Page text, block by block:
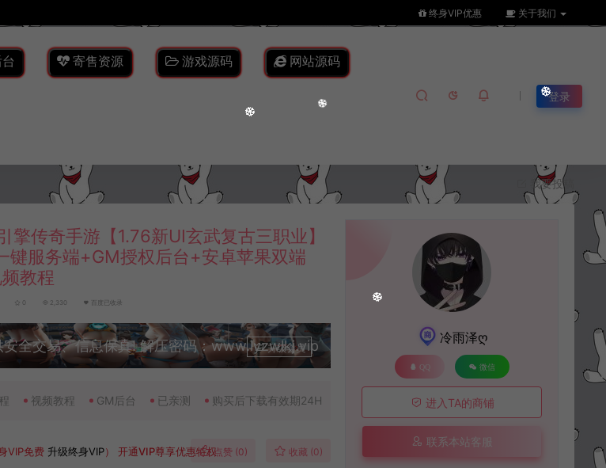
终身VIP优惠 关于我们
寄售资源 游戏源码 网站源码
登录
我要投稿
擎传奇手游【1.76新UI玄武复古三职业】
键服务端+GM授权后台+安卓苹果双端
教程
0 2,330 百度已收录
安全交易、信息保真! 解压密码：www.lyzwlkj.vip
升级会员
视频教程 GM后台 已亲测 购买后下载有效期24H
VIP免费 升级终身VIP）开通VIP尊享优惠特权点赞 (0) 收藏 (0)
冷雨泽ღ
QQ 微信
进入TA的商铺
联系本站客服